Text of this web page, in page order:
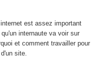
internet est assez important
internaute va voir sur
et comment travailler pour
site.